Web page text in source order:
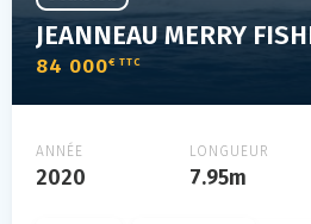
84 000€ TTC
ANNÉE
2020
LONGUEUR
7.95m